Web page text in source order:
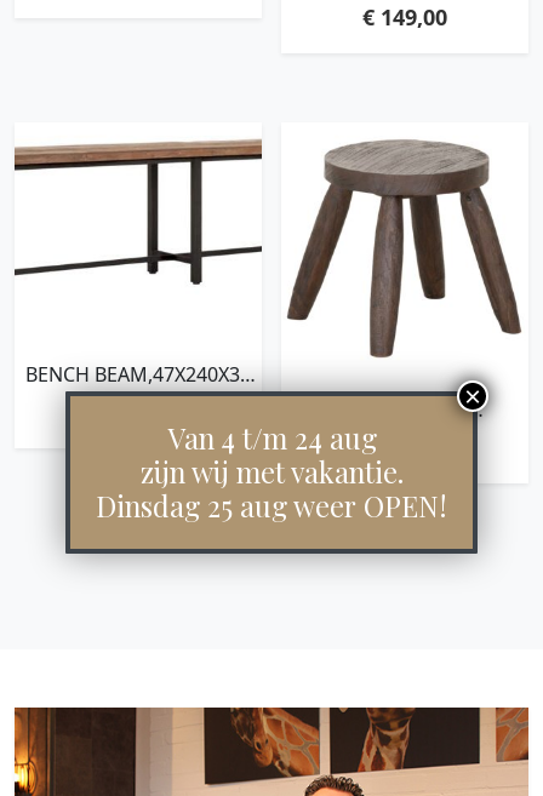
81% WOOL 19% COTTON
€ 149,00
BENCH BEAM,47X240X35
CM, 3 CM RECYCLED
STOOL MELIA
BROWN,31XØ30 /45 CM,
BROWN RECYCLED
TEAKWOOD WITH
NATURAL CRACKS
€
Van 4 t/m 24 aug
zijn wij met vakantie.
Dinsdag 25 aug weer OPEN!